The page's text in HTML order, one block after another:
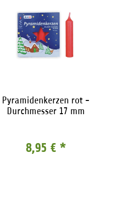
Pyramidenkerzen rot -
Durchmesser 17 mm
8,95 € *